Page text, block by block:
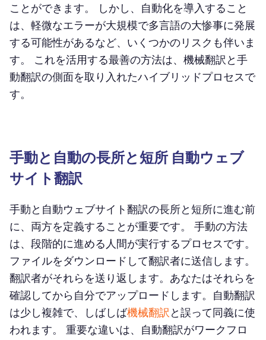
ことができます。 しかし、自動化を導入すること
は、軽微なエラーが大規模で多言語の大惨事に発展
する可能性があるなど、いくつかのリスクも伴いま
す。 これを活用する最善の方法は、機械翻訳と手
動翻訳の側面を取り入れたハイブリッドプロセスで
す。
手動と自動の長所と短所 自動ウェブ
サイト翻訳
手動と自動ウェブサイト翻訳の長所と短所に進む前
に、両方を定義することが重要です。 手動の方法
は、段階的に進める人間が実行するプロセスです。
ファイルをダウンロードして翻訳者に送信します。
翻訳者がそれらを送り返します。あなたはそれらを
確認してから自分でアップロードします。自動翻訳
は少し複雑で、しばしば機械翻訳 と誤って同義に使
われます。 重要な違いは、自動翻訳がワークフロ